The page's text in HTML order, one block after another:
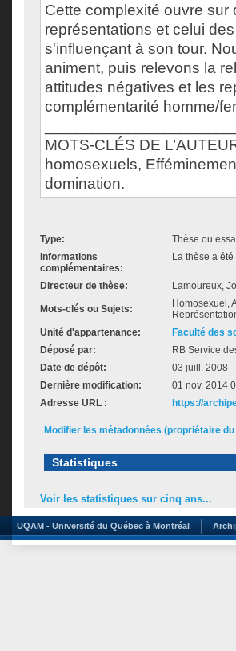
Cette complexité ouvre
représentations et celui
s'influençant à son tour.
animent, puis relevons la
attitudes négatives et les
complémentarité homme/
MOTS-CLÉS DE
homosexuels,
domination.
Type:
Thèse ou
Informations
complémentaires:
La thèse a
Directeur de thèse: Lamoureux,
Mots-clés ou Sujets:
Homosexuel,
Unité d'appartenance:
Faculté des
Déposé par:
RB Service
Date de dépôt:
03 juill. 2008
Dernière modification:
01 nov. 2014
Adresse URL :
https://
Modifier les métadonnées (propriétaire
Statistiques
Voir les statistiques sur cinq ans...
UQAM - Université du Québec à Montréal